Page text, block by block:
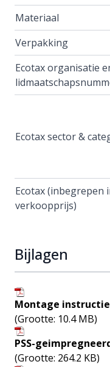
Materiaal
Verpakking
Ecotax organisatie
Ecotax sector &
Ecotax (inbegrepen
verkoopprijs)
Bijlagen
Montage instructie
(Grootte: 10.4 MB)
PSS-
(Grootte: 264.2 KB)